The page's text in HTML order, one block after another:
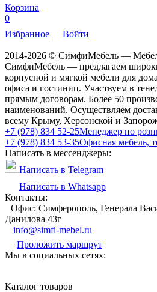
Корзина
0
Избранное
Войти
2014-2026 © СимфиМебель —
СимфиМебель — предлагаем
корпусной и мягкой мебели для
офиса и гостиниц. Участвуем в
прямым договорам. Более 50
наименований. Осуществляем
всему Крыму, Херсонской и
+7 (978) 834 52-25Менеджер по
+7 (978) 834 53-35Офисная мебель,
Написать в мессенджеры:
Написать в Telegram
Написать в Whatsapp
Контакты:
Офис: Симферополь, Генерала
Данилова 43г
info@simfi-mebel.ru
Проложить маршрут
Мы в социальных сетях:
Каталог товаров